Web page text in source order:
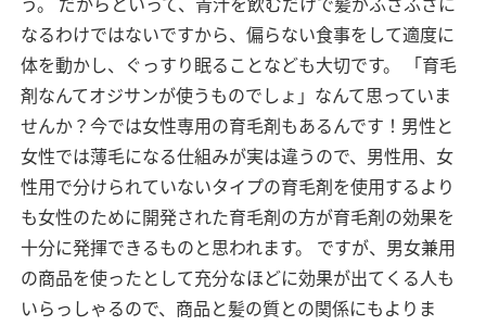
なるわけではないですから、偏らない食事をして適度に
体を動かし、ぐっすり眠ることなども大切です。
「育毛
剤なんてオジサンが使うものでしょ」なんて思っていま
せんか？今では女性専用の育毛剤もあるんです！男性と
女性では薄毛になる仕組みが実は違うので、男性用、女
性用で分けられていないタイプの育毛剤を使用するより
も女性のために開発された育毛剤の方が育毛剤の効果を
十分に発揮できるものと思われます。
ですが、男女兼用
の商品を使ったとして充分なほどに効果が出てくる人も
いらっしゃるので、商品と髪の質との関係にもよりま